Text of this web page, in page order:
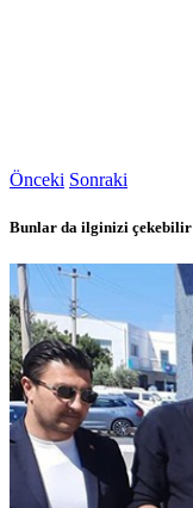
Önceki Sonraki
Bunlar da ilginizi çekebilir